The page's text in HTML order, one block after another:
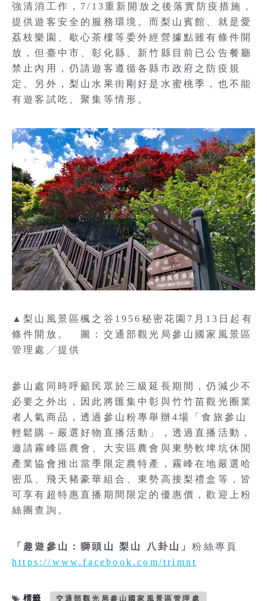
強清消工作，7/13重新開放之後落實防疫措施，
提供遊客安全的服務環境。而梨山賓館、就是愛
荔枝樂園、歇心茶樓等委外經營據點雖有條件開
放，但臺中市、彰化縣、新竹縣目前已公告餐廳
禁止內用，仍請遊客遵循各縣市政府之防疫規
定。另外，梨山水果街剛好是水蜜桃季，也不能
有遊客試吃、聚集等情形。
▲梨山風景區楓之谷1956秘密花園7月13日起有
條件開放。 圖：交通部觀光局參山國家風景區
管理處╱提供
參山處同時呼籲民眾於三級延長期間，仍減少不
必要之外出，因此將匯集中彰與竹竹苗觀光圈業
者人氣商品，透過參山粉專舉辦4場「食旅參山
輕鬆購－嚴選好物直播活動」，透過直播活動，
邀請霧峰區農會、大安區農會與東勢軟埤坑休閒
產業協會推出當季限定農特產，霧峰在地嚴選哈
密瓜、飛天豬豪華組合、東勢高接梨禮盒等，皆
可享有超特惠直播期間限定的優惠價，歡迎上粉
絲團查詢。
「趣遊參山：獅頭山 梨山 八卦山」粉絲專頁
https://www.facebook.com/trimnt
標籤 交通部觀光局參山國家風景區管理處